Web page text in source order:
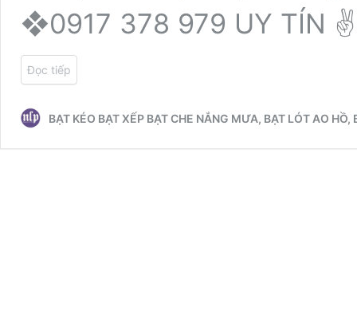
❖0917 378 979 UY TÍN
Đọc tiếp
BẠT KÉO BẠT XẾP BẠT CHE NẮNG MƯA, BẠT LÓT AO